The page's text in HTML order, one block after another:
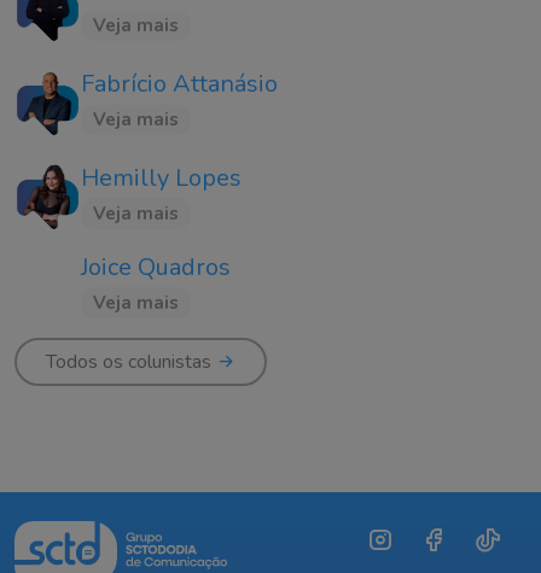
Veja mais
Fabrício Attanásio
Veja mais
Hemilly Lopes
Veja mais
Joice Quadros
Veja mais
Todos os colunistas